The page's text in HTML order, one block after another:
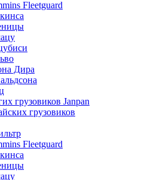
Fleetguard
Дира
грузовиков Janpan
грузовиков
Fleetguard